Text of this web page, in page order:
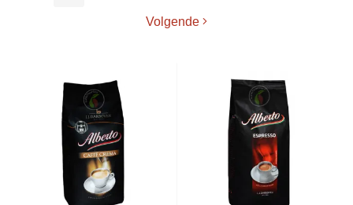
Volgende